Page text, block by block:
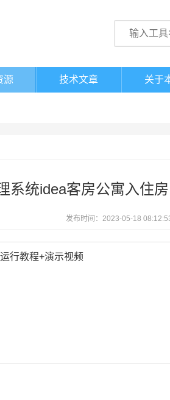
源 技术文章 关于
系统idea客房公寓入住
发布时间：2023-05-18
行教程+演示视频